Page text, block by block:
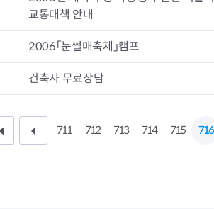
보조금공개
구민감사관활동
탄소중립지원센터
교통대책 안내
2006「눈썰매축제」캠프
건축사 무료상담
처 711 712 713 714 715 716